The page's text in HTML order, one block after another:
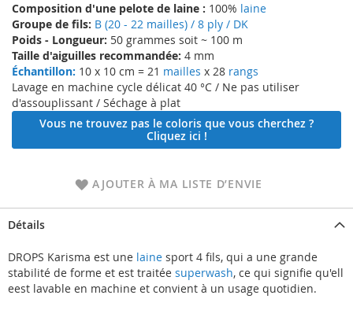
Composition d'une pelote de laine : 100% laine
Groupe de fils: B (20 - 22 mailles) / 8 ply / DK
Poids - Longueur: 50 grammes soit ~ 100 m
Taille d'aiguilles recommandée: 4 mm
Échantillon: 10 x 10 cm = 21 mailles x 28 rangs
Lavage en machine cycle délicat 40 °C / Ne pas utiliser
d'assouplissant / Séchage à plat
Vous ne trouvez pas le coloris que vous cherchez ?
Cliquez ici !
AJOUTER À MA LISTE D’ENVIE
gallery
Détails
DROPS Karisma est une laine sport 4 fils, qui a une grande
stabilité de forme et est traitée superwash, ce qui signifie qu'ell
eest lavable en machine et convient à un usage quotidien.